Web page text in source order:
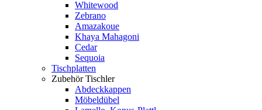
Whitewood
Zebrano
Amazakoue
Khaya Mahagoni
Cedar
Sequoia
Tischplatten
Zubehör Tischler
Abdeckkappen
Möbeldübel